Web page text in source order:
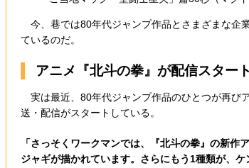
今、巷では80年代ジャンプ作品とさまざまな企
ているのだ。
アニメ『北斗の拳』が配信スタート
実は最近、80年代ジャンプ作品のひとつが再び
送・配信がスタートしている。
「さっそくワークマンでは、『北斗の拳』の新
ジャギが描かれています。さらにもう1種類が、